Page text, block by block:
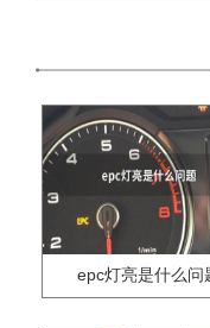
epc灯亮是什么问